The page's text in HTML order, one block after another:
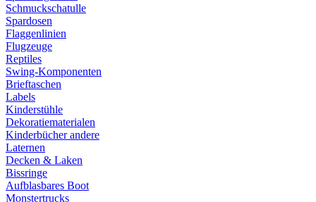
Schmuckschatulle
Spardosen
Flaggenlinien
Flugzeuge
Reptiles
Swing-Komponenten
Brieftaschen
Labels
Kinderstühle
Dekoratiematerialen
Kinderbücher andere
Laternen
Decken & Laken
Bissringe
Aufblasbares Boot
Monstertrucks